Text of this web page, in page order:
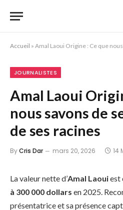
Accueil » Amal Laoui Origine : Ce que nous
JOURNALISTES
Amal Laoui
nous savons de
de ses racines
ByCris Dar mars 20, 2026 14
La valeur nette d’Amal Laouiest
à 300 000 dollars en 2025.
présentatrice et sa présence